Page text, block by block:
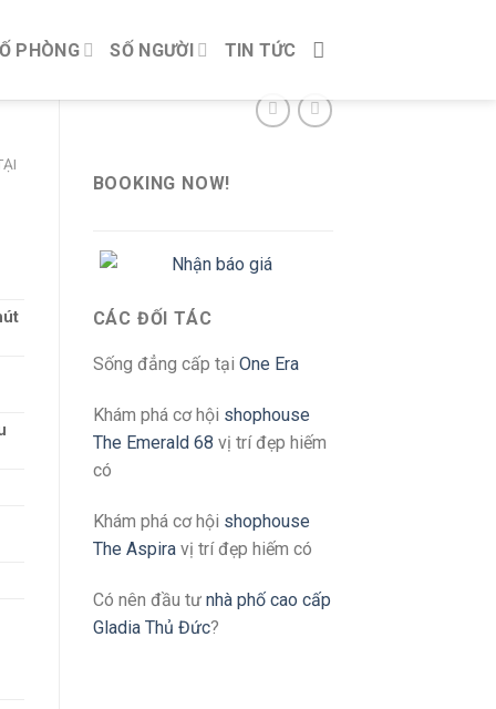
PHÒNG SỐ NGƯỜI TIN TỨC
BOOKING NOW!
CÁC ĐỐI TÁC
Sống đẳng cấp tại One Era
Khám phá cơ hội shophouse
The Emerald 68 vị trí đẹp hiếm
có
Khám phá cơ hội shophouse
The Aspiravị trí đẹp hiếm có
Có nên đầu tư nhà phố cao cấp
Gladia Thủ Đức?